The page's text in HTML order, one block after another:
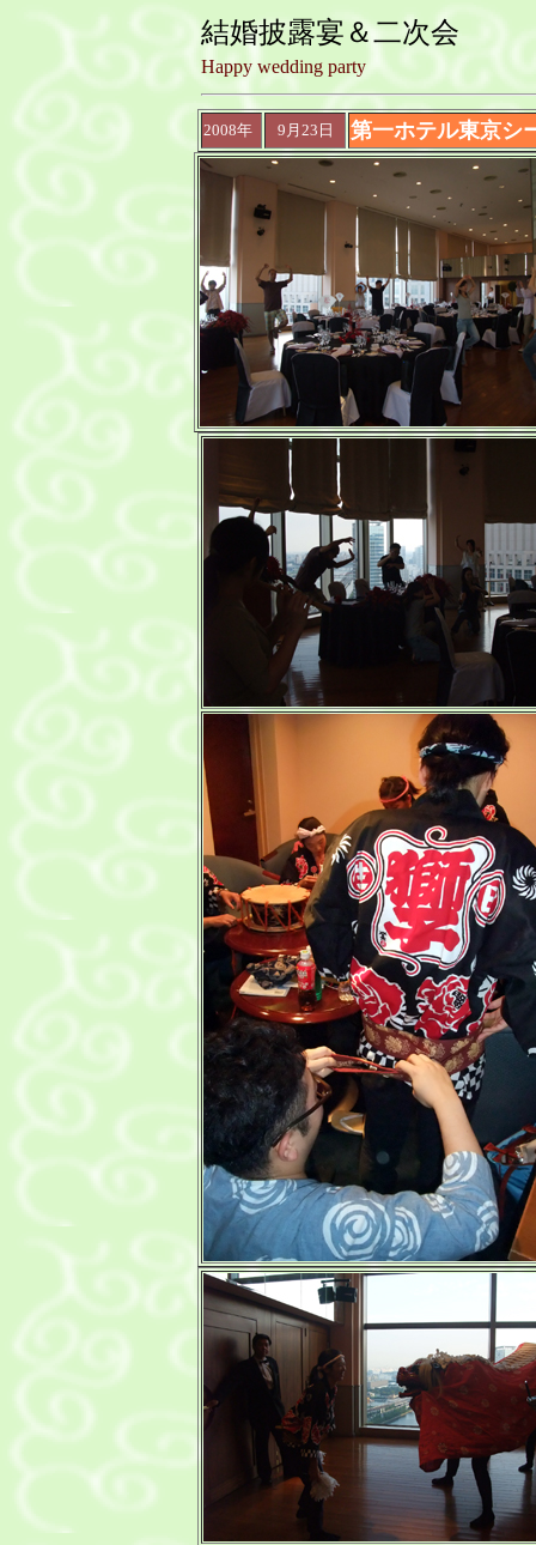
結婚披露宴＆二次会
Happy wedding party
2008年 9月23日 第一ホテル東京シ